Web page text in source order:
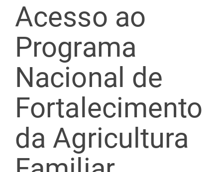
Acesso ao
Programa
Nacional de
Fortalecimento
da Agricultura